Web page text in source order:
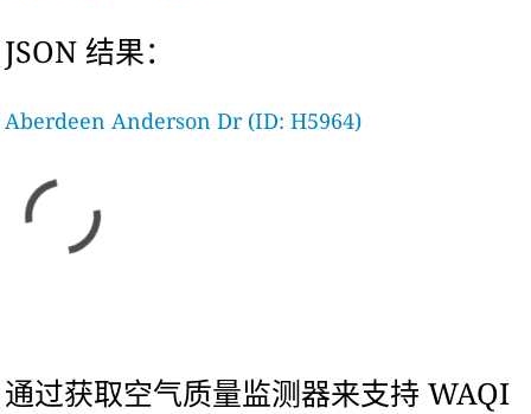
JSON 结果：
Aberdeen Anderson Dr (ID: H5964)
通过获取空气质量监测器来支持 WAQI